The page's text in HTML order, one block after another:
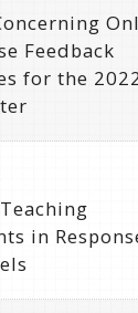
Feedback
for the
in